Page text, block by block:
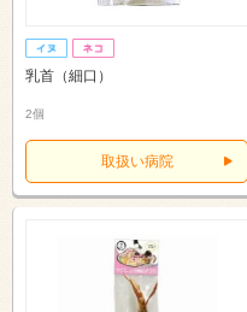
乳首（細口）
2個
取扱い病院